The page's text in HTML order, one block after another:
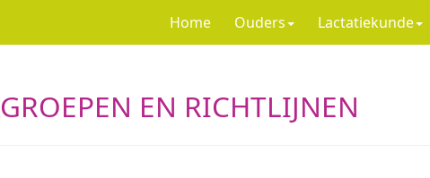
Home Ouders Lactatiekunde
EN RICHTLIJNEN